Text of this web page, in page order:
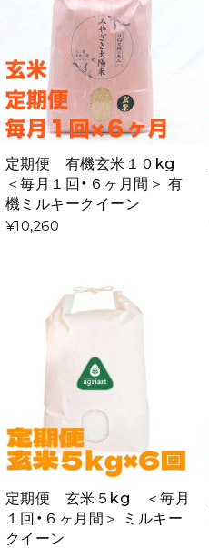
定期便 有機玄米１０kg
＜毎月１回・６ヶ月間＞ 有
機ミルキークイーン
¥10,260
定期便 玄米５kg ＜毎月
１回・６ヶ月間＞ ミルキー
クイーン